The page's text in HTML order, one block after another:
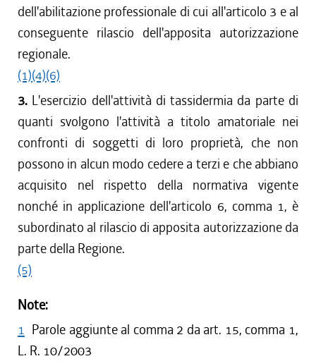
dell'abilitazione professionale di cui all'articolo 3 e al
conseguente rilascio dell'apposita autorizzazione
regionale.
(1)(4)(6)
3. L'esercizio dell'attività di tassidermia da parte di
quanti svolgono l'attività a titolo amatoriale nei
confronti di soggetti di loro proprietà, che non
possono in alcun modo cedere a terzi e che abbiano
acquisito nel rispetto della normativa vigente
nonché in applicazione dell'articolo 6, comma 1, è
subordinato al rilascio di apposita autorizzazione da
parte della Regione.
(5)
Note:
1 Parole aggiunte al comma 2 da art. 15, comma 1,
L. R. 10/2003